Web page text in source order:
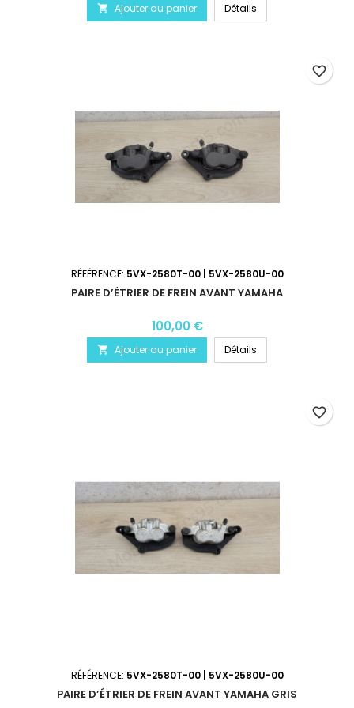
 Ajouter au panier Détails
RÉFÉRENCE: 5VX-2580T-00 | 5VX-2580U-00
PAIRE D’ÉTRIER DE FREIN AVANT YAMAHA
100,00 €
 Ajouter au panier Détails
favorite_border
RÉFÉRENCE: 5VX-2580T-00 | 5VX-2580U-00
PAIRE D’ÉTRIER DE FREIN AVANT YAMAHA GRIS
favorite_border